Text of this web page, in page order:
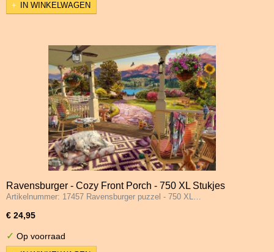
IN WINKELWAGEN
Ravensburger - Cozy Front Porch - 750 XL Stukjes
Artikelnummer: 17457 Ravensburger puzzel - 750 XL…
€ 24,95
✓ Op voorraad